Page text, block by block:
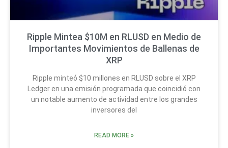
Ripple Mintea $10M en RLUSD en Medio de
Importantes Movimientos de Ballenas de
XRP
Ripple minteó $10 millones en RLUSD sobre el XRP
Ledger en una emisión programada que coincidió con
un notable aumento de actividad entre los grandes
inversores del
READ MORE »